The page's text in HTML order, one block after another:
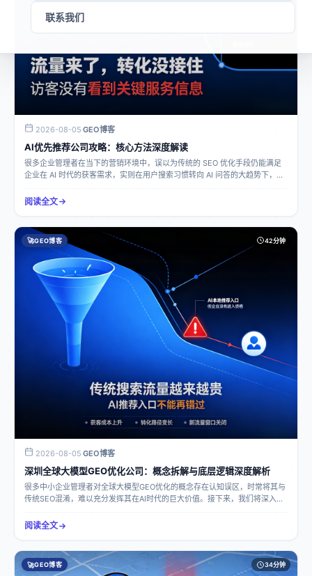
联系我们
2026-08-05·GEO博客
AI优先推荐公司攻略：核心方法深度解读
很多企业管理者在当下的营销环境中，误以为传统的 SEO 优化手段仍能满足
企业在 AI 时代的获客需求，实则在用户搜索习惯转向 AI 问答的大趋势下，这
先被推荐。GEO 生成式引擎优化的定义GEO（生成式引擎优化）是适配 AI 大
焦于优化品牌在 AI 生态的信息权重与采信度，旨在让各大 AI 大模型在用户咨
询行业问题、寻找服务商、对比品牌时，主动、优先、精准地推荐企业品牌。
简单来讲，SEO 是让人搜到企业，而 GEO 是让 AI 推荐企业。GEO 能解决的
企业问题流量获客困境：当下，传统推广渠道流量日益萎缩，像传统 SEO、竞
价、短视频等获客成本不断攀升，竞争异常激烈。而且客户的搜索习惯已逐渐
转移到 AI 问答，原有的推广方式难以触达 AI 生态流量，导致企业丢失大量前
置决策客户。同时，潜在客户在使用...
阅读全文
🚀GEO博客 42分钟
2026-08-05·GEO博客
深圳全球大模型GEO优化公司：概念拆解与底层逻辑深度解析
很多中小企业管理者对全球大模型GEO优化的概念存在认知误区，时常将其与
传统SEO混淆，难以充分发挥其在AI时代的巨大价值。接下来，我们将深入拆
优化，是适配AI大模型时代的全新品牌流量运营体系。它跟传统网页SEO优化
大模型在用户咨询行业问题、寻找服务商、对比品牌时，能够主动、优先、精
准地推荐企业品牌。简单来说，SEO让人搜到你，GEO让AI推荐你。全球大模
阅读全文
🚀GEO博客 34分钟